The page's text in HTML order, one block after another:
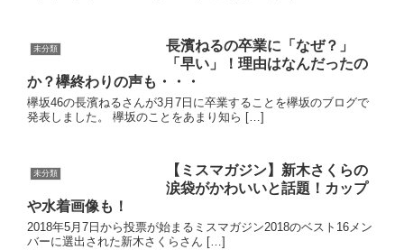
未分類
長濱ねるの卒業に「なぜ？」
「早い」！理由はなんだったの
か？欅終わりの声も・・・
欅坂46の長濱ねるさんが3月7日に卒業することを欅坂のブログで
発表しました。 欅坂のことをあまり知ら […]
未分類
【ミスマガジン】新木さくらの
涙袋がかわいいと話題！カップ
や水着画像も！
2018年5月7日から投票が始まるミスマガジン2018のベスト16メン
バーに選出された新木さくらさん […]